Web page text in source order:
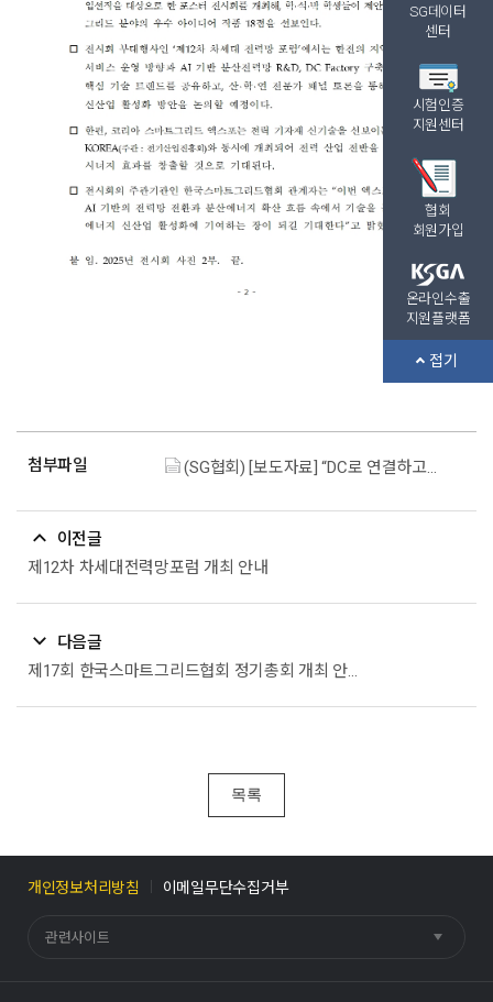
SG데이터
센터
시험인증
지원센터
협회
회원가입
온라인수출
지원플랫폼
접기
첨부파일 (SG협회) [보도자료] “DC로 연결하고, AI로 제어하는 미래에너지” ‘코리아 스마트그리드 엑스포2026’2월 4~6일 코엑스서 개최.pdf (193.2K)
이전글
제12차 차세대전력망포럼 개최 안내
다음글
제17회 한국스마트그리드협회 정기총회 개최 안내
목록
개인정보처리방침 이메일무단수집거부
관련사이트